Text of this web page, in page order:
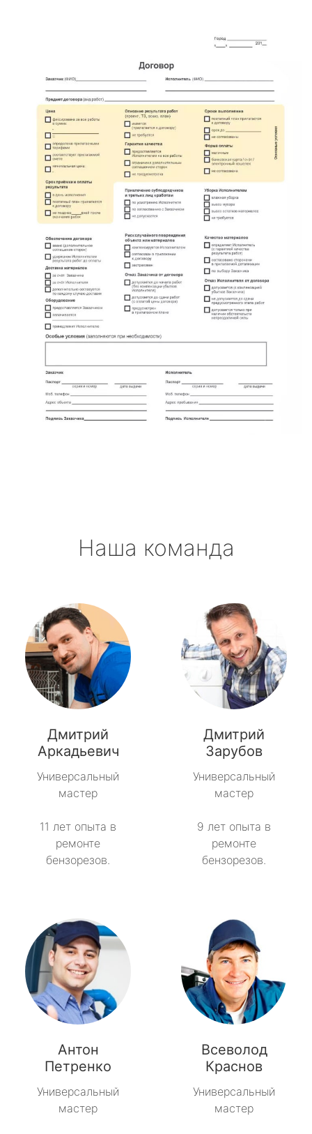
Наша команда
Дмитрий
Аркадьевич
Универсальный
мастер
11 лет опыта в
ремонте
бензорезов.
Дмитрий
Зарубов
Универсальный
мастер
9 лет опыта в
ремонте
бензорезов.
Антон
Петренко
Универсальный
мастер
Всеволод
Краснов
Универсальный
мастер